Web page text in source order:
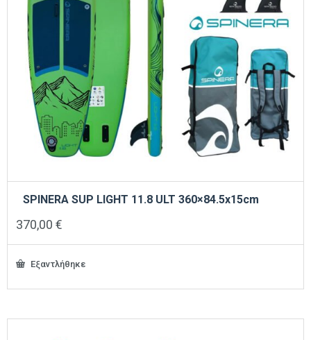
SPINERA SUP LIGHT 11.8 ULT 360×84.5x15cm
370,00 €
Εξαντλήθηκε